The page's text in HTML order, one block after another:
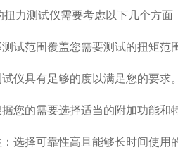
测试仪需要考虑以下几个方面
范围覆盖您需要测试的扭矩范
具有足够的度以满足您的要求
的需要选择适当的附加功能和
择可靠性高且能够长时间使用